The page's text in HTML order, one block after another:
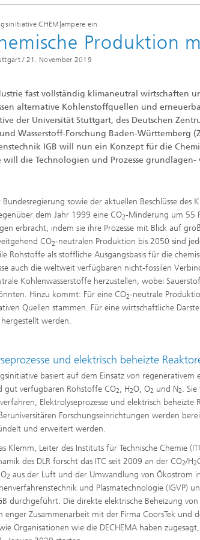
Beschichtungstechnologien
Verfahren
Zellbasierte 2D-Assays für
Diagnostik, Qualitätskontrolle und
Screening
Dreidimensionale (3D) Hautmodelle
als In-vitro-Testsysteme
Produktionszelllinien
Immunrezeptoren und
Wirkstoffscreening
Industrielle Biotechnologie
Algenbiotechnologie
CHEM|ampere ein
Produktion
/ 21. November 2019
fast vollständig klimaneutral wirtschaften
alternative Kohlenstoffquellen und
der Universität Stuttgart, des Deutschen
Wasserstoff-Forschung Baden-Württemberg
IGB will nun ein Konzept für die
will die Technologien und Prozesse
sowie der aktuellen Beschlüsse des
dem Jahr 1999 eine CO2-Minderung um 55
erbracht, indem sie ihre Prozesse mit Blick auf
CO2-neutralen Produktion bis 2050 sind
Rohstoffe als stoffliche Ausgangsbasis für die
auch die weltweit verfügbaren nicht-fossilen
Kohlenwasserstoffe herzustellen, wobei
Hinzu kommt: Für eine CO2-neutrale
Quellen stammen. Für eine wirtschaftliche
werden.
und elektrisch beheizte
basiert auf dem Einsatz von
gut verfügbaren Rohstoffe CO2, H2O, O2 und N2.
Elektrolyseprozesse und elektrisch
Forschungseinrichtungen werden
und erweitert werden.
Klemm, Leiter des Instituts für Technische Chemie
des DLR forscht das ITC seit 2009 an der CO2/H2
2 aus der Luft und der Umwandlung von Ökostrom
und Plasmatechnologie (IGVP)
durchgeführt. Die direkte elektrische Beheizung
enger Zusammenarbeit mit der Firma CoorsTek
Organisationen wie die DECHEMA haben